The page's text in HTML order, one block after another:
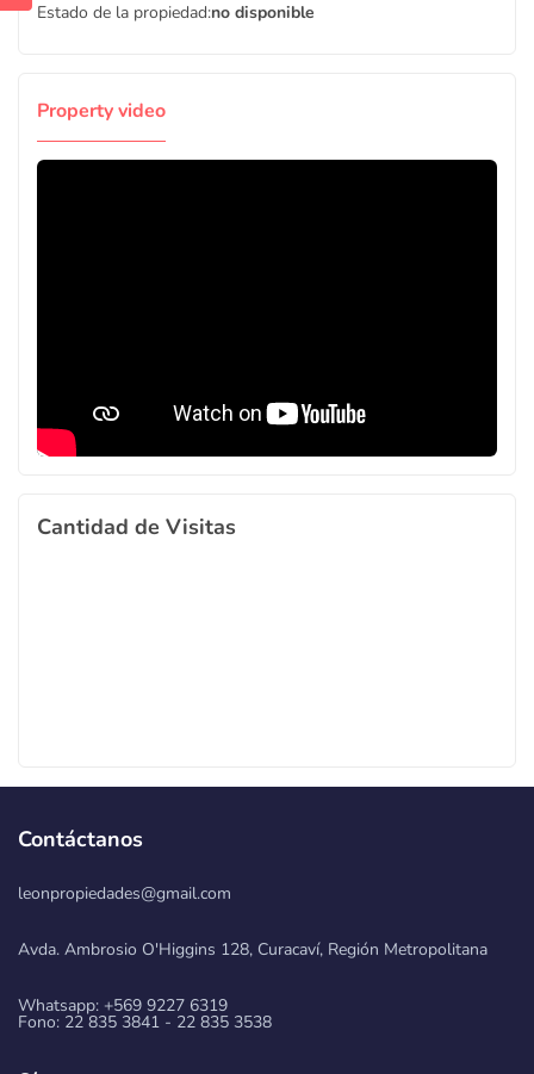
Estado de la propiedad:no disponible
Property video
Cantidad de Visitas
Contáctanos
leonpropiedades@gmail.com
Avda. Ambrosio O'Higgins 128, Curacaví, Región Metropolitana
Whatsapp: +569 9227 6319
Fono: 22 835 3841 - 22 835 3538